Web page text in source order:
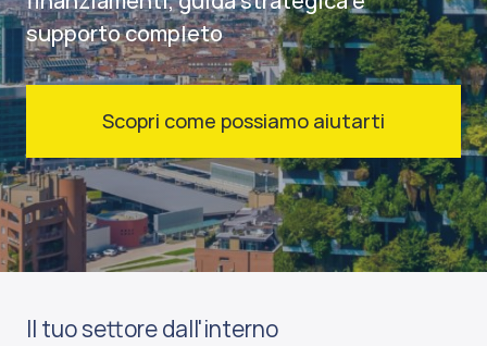
supporto completo
Scopri come possiamo aiutarti
Il tuo settore dall'interno